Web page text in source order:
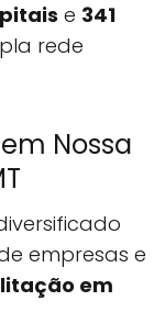
e 341
rede
Nossa
empresas e
em